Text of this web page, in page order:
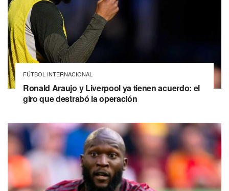
FÚTBOL INTERNACIONAL
Ronald Araujo y Liverpool ya tienen acuerdo: el
giro que destrabó la operación